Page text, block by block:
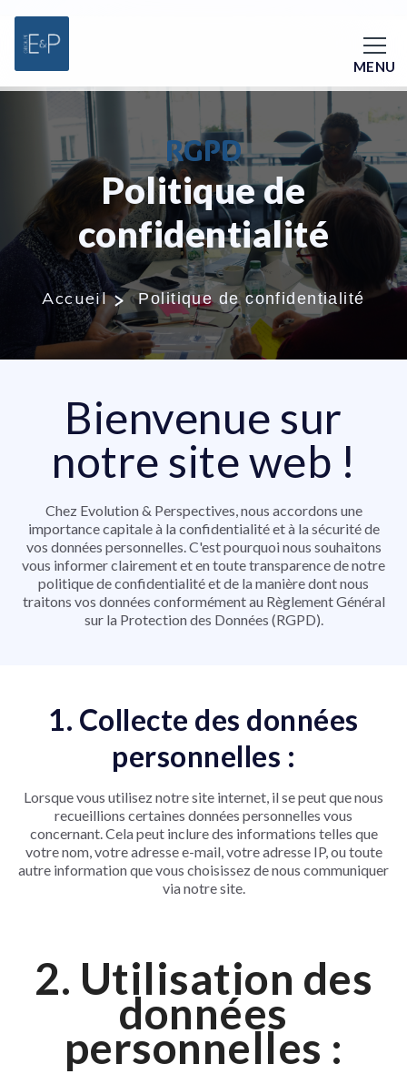
MENU
RGPD
Politique de
confidentialité
Accueil Politique de confidentialité
Bienvenue sur
notre site web !
Chez Evolution & Perspectives, nous accordons une
importance capitale à la confidentialité et à la sécurité de
vos données personnelles. C'est pourquoi nous souhaitons
vous informer clairement et en toute transparence de notre
politique de confidentialité et de la manière dont nous
traitons vos données conformément au Règlement Général
sur la Protection des Données (RGPD).
1. Collecte des données
personnelles :
Lorsque vous utilisez notre site internet, il se peut que nous
recueillions certaines données personnelles vous
concernant. Cela peut inclure des informations telles que
votre nom, votre adresse e-mail, votre adresse IP, ou toute
autre information que vous choisissez de nous communiquer
via notre site.
2. Utilisation des
données
personnelles :